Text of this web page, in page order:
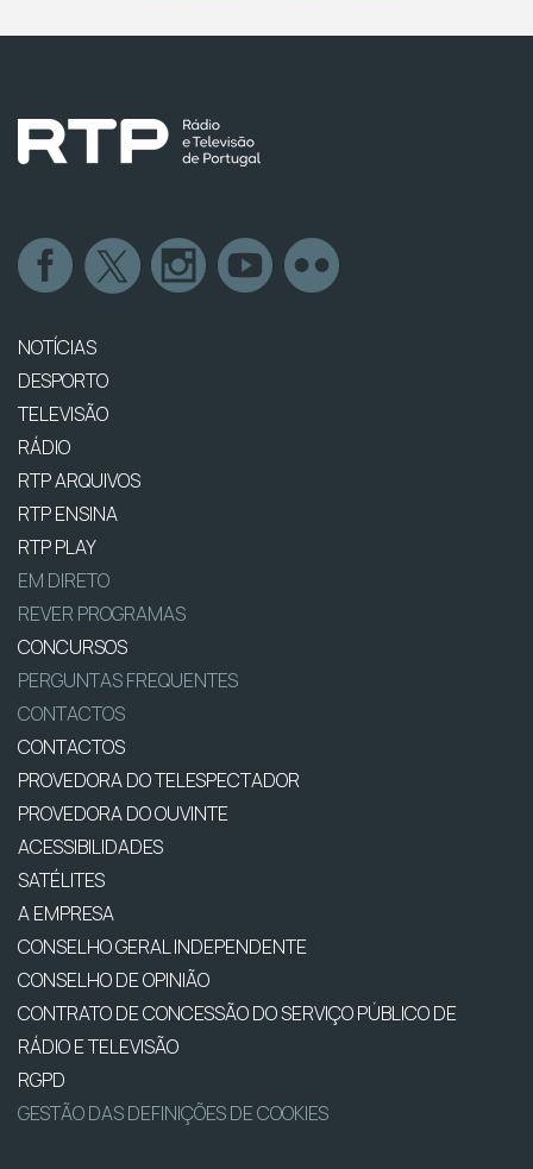
NOTÍCIAS
DESPORTO
TELEVISÃO
RÁDIO
RTP ARQUIVOS
RTP ENSINA
RTP PLAY
EM DIRETO
REVER PROGRAMAS
CONCURSOS
PERGUNTAS FREQUENTES
CONTACTOS
CONTACTOS
PROVEDORA DO TELESPECTADOR
PROVEDORA DO OUVINTE
ACESSIBILIDADES
SATÉLITES
A EMPRESA
CONSELHO GERAL INDEPENDENTE
CONSELHO DE OPINIÃO
CONTRATO DE CONCESSÃO DO SERVIÇO PÚBLICO DE
RÁDIO E TELEVISÃO
RGPD
GESTÃO DAS DEFINIÇÕES DE COOKIES